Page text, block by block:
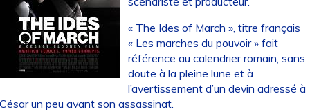
« The Ides of March », titre français
« Les marches du pouvoir » fait
référence au calendrier romain, sans
doute à la pleine lune et à
l’avertissement d’un devin adressé à
un peu avant son assassinat.